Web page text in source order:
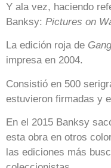
Y ala vez, haciendo
Banksy: Pictures on
La edición roja de
impresa en 2004.
Consistió en 500
estuvieron firmadas y
En el 2015 Banksy
esta obra en otros
las ediciones más